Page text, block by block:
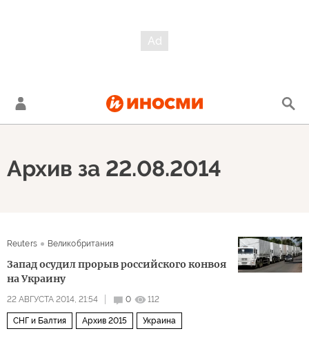
Архив за 22.08.2014
Reuters Великобритания
Запад осудил прорыв российского конвоя
на Украину
22 АВГУСТА 2014, 21:54 0 112
СНГ и Балтия Архив 2015 Украина